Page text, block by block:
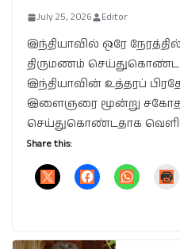
July 25, 2026 Editor
இந்தியாவில் ஒரே
திருமணம் செய்துகொண்ட
இந்தியாவின் உத்தரப்
இளைஞரை மூன்று
செய்துகொண்டதாக
Share this: